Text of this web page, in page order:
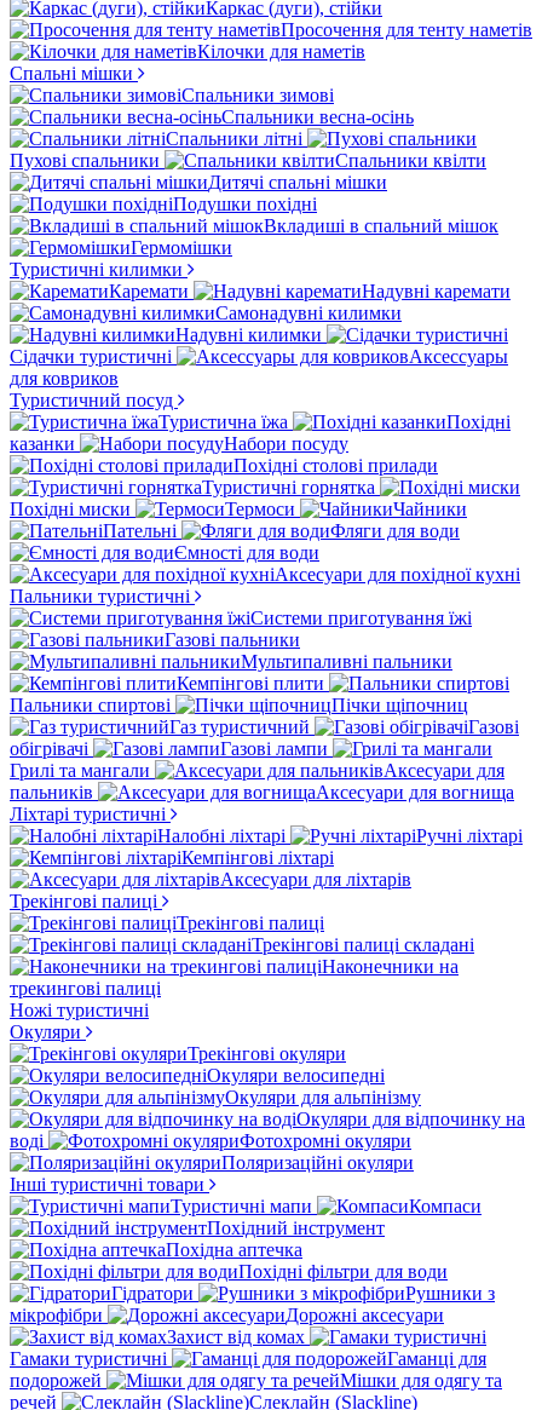
Каркас (дуги), стійки
Просочення для тенту наметів
Кілочки для наметів
Спальні мішки
Спальники зимові
Спальники весна-осінь
Спальники літні
Пухові спальники
Спальники квілти
Дитячі спальні мішки
Подушки похідні
Вкладиші в спальний мішок
Гермомішки
Туристичні килимки
Каремати
Надувні каремати
Самонадувні килимки
Надувні килимки
Сідачки туристичні
Аксессуары
для ковриков
Туристичний посуд
Туристична їжа
Похідні
казанки
Набори посуду
Похідні столові прилади
Туристичні горнятка
Похідні миски
Термоси
Чайники
Пательні
Фляги для води
Ємності для води
Аксесуари для похідної кухні
Пальники туристичні
Системи приготування їжі
Газові пальники
Мультипаливні пальники
Кемпінгові плити
Пальники спиртові
Пічки щіпочниц
Газ туристичний
Газові
обігрівачі
Газові лампи
Грилі та мангали
Аксесуари для
пальників
Аксесуари для вогнища
Ліхтарі туристичні
Налобні ліхтарі
Ручні ліхтарі
Кемпінгові ліхтарі
Аксесуари для ліхтарів
Трекінгові палиці
Трекінгові палиці
Трекінгові палиці складані
Наконечники на
трекингові палиці
Ножі туристичні
Окуляри
Трекінгові окуляри
Окуляри велосипедні
Окуляри для альпінізму
Окуляри для відпочинку на
воді
Фотохромні окуляри
Поляризаційні окуляри
Інші туристичні товари
Туристичні мапи
Компаси
Похідний інструмент
Похідна аптечка
Похідні фільтри для води
Гідратори
Рушники з
мікрофібри
Дорожні аксесуари
Захист від комах
Гамаки туристичні
Гаманці для
подорожей
Мішки для одягу та
речей
Слеклайн (Slackline)